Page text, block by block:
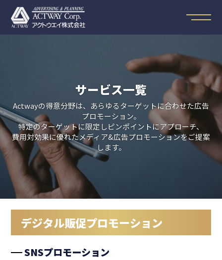
サービス一覧
Actwayの得意分野は、あらゆるターゲットに合わせた広告
プロモーション。
特定のターゲットに限定しピンポイントにアプローチ、
費用対効果に優れたメディア&広告プロモーションをご提案
します。
デジタル販促プロモーション
SNSプロモーション